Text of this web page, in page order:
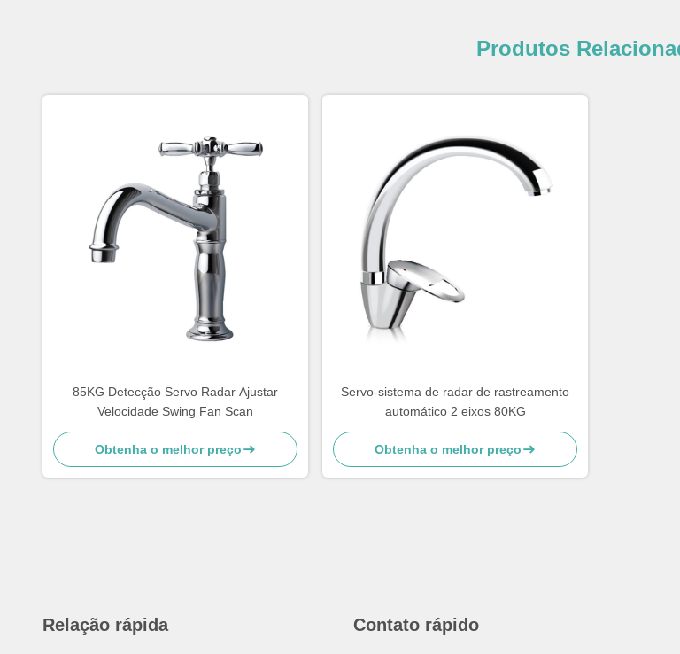
Produtos
85KG Detecção Servo Radar Ajustar
Velocidade Swing Fan Scan
Obtenha o melhor preço
Servo-sistema de radar de rastreamento
automático 2 eixos 80KG
Obtenha o melhor preço
Relação rápida Contato rápido